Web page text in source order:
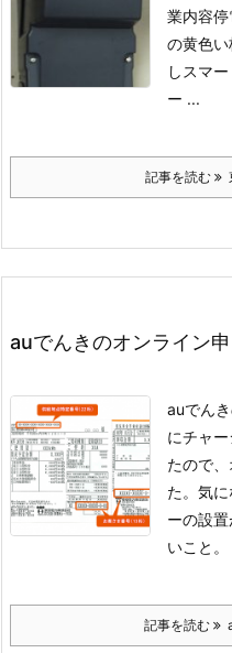
業内容停
の黄色
しスマ
ー ...
記事を読む
auでんきのオンライン
auでん
にチャ
たので
た。 気に
ーの設
いこと。
記事を読む